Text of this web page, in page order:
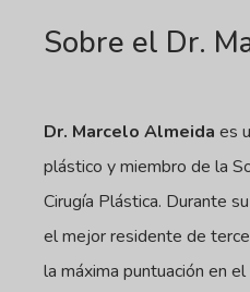
Sobre el Dr.
Dr. Marcelo Almeida es
plástico y miembro de la
Cirugía Plástica. Durante
el mejor residente de
la máxima puntuación en